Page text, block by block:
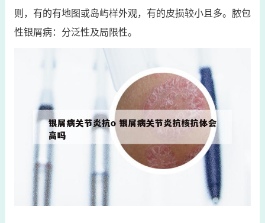
则，有的有地图或岛屿样外观，有的皮损较小且多。脓包
性银屑病：分泛性及局限性。